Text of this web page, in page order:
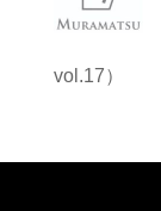
vol.17）